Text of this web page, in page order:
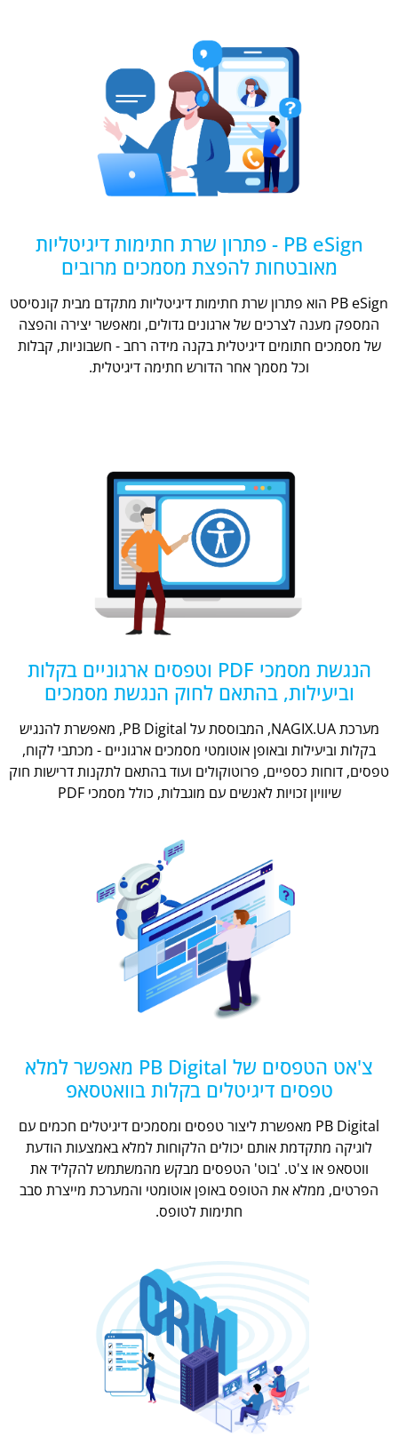
PB eSign - פתרון שרת חתימות דיגיטליות
מאובטחות להפצת מסמכים מרובים
PB eSign הוא פתרון שרת חתימות דיגיטליות מתקדם מבית קונסיסט
המספק מענה לצרכים של ארגונים גדולים, ומאפשר יצירה והפצה
של מסמכים חתומים דיגיטלית בקנה מידה רחב - חשבוניות, קבלות
וכל מסמך אחר הדורש חתימה דיגיטלית.
הנגשת מסמכי PDF וטפסים ארגוניים בקלות
וביעילות, בהתאם לחוק הנגשת מסמכים
מערכת NAGIX.UA, המבוססת על PB Digital, מאפשרת להנגיש
בקלות וביעילות ובאופן אוטומטי מסמכים ארגוניים - מכתבי לקוח,
טפסים, דוחות כספיים, פרוטוקולים ועוד בהתאם לתקנות דרישות חוק
שיוויון זכויות לאנשים עם מוגבלות, כולל מסמכי PDF
צ'אט הטפסים של PB Digital מאפשר למלא
טפסים דיגיטלים בקלות בוואטסאפ
PB Digital מאפשרת ליצור טפסים ומסמכים דיגיטלים חכמים עם
לוגיקה מתקדמת אותם יכולים הלקוחות למלא באמצעות הודעת
ווטסאפ או צ'ט. 'בוט' הטפסים מבקש מהמשתמש להקליד את
הפרטים, ממלא את הטופס באופן אוטומטי והמערכת מייצרת סבב
חתימות לטופס.